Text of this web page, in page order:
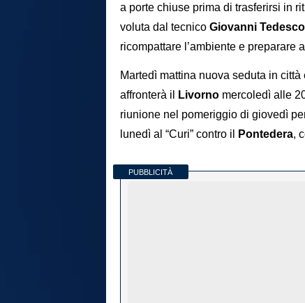
a porte chiuse prima di trasferirsi in
voluta dal tecnico Giovanni Tedesco
ricompattare l’ambiente e preparare
Martedì mattina nuova seduta in
affronterà il
Livorno mercoledì alle
riunione nel pomeriggio di giovedì
lunedì al “Curi” contro il
Pontedera,
PUBBLICITÀ